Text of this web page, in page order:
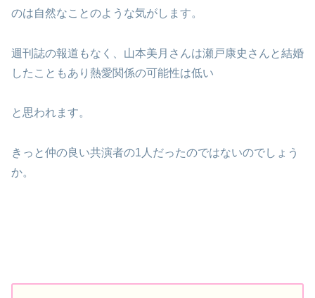
のは自然なことのような気がします。
週刊誌の報道もなく、山本美月さんは瀬戸康史さんと結婚
したこともあり熱愛関係の可能性は低い
と思われます。
きっと仲の良い共演者の1人だったのではないのでしょう
か。